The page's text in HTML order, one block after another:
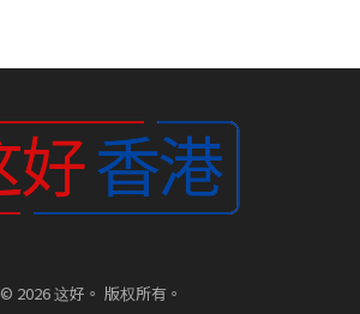
© 2026 这好。 版权所有。